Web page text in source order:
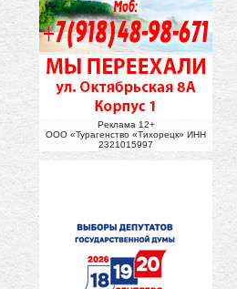
Реклама 12+
ООО «Турагенство «Тихорецк» ИНН
2321015997